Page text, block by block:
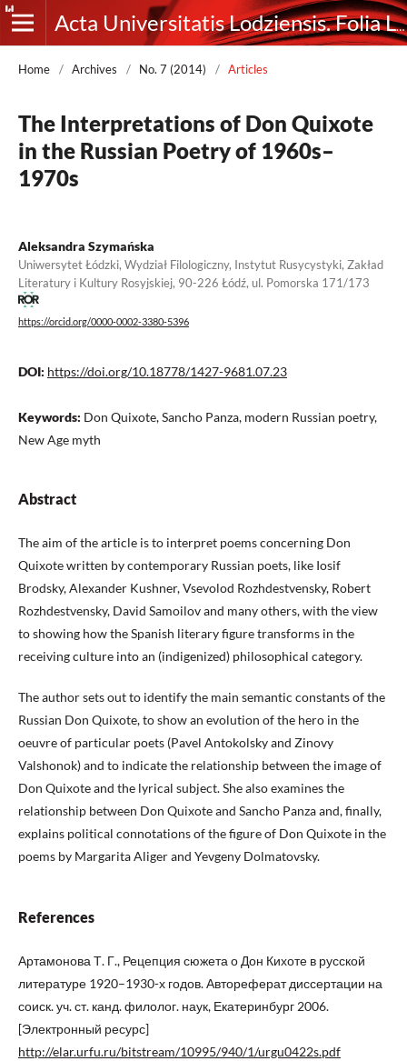
Acta Universitatis Lodziensis. Folia Litteraria Rossica
Home / Archives / No. 7 (2014) / Articles
The Interpretations of Don Quixote
in the Russian Poetry of 1960s–
1970s
Aleksandra Szymańska
Uniwersytet Łódzki, Wydział Filologiczny, Instytut Rusycystyki, Zakład
Literatury i Kultury Rosyjskiej, 90-226 Łódź, ul. Pomorska 171/173
https://orcid.org/0000-0002-3380-5396
DOI: https://doi.org/10.18778/1427-9681.07.23
Keywords: Don Quixote, Sancho Panza, modern Russian poetry,
New Age myth
Abstract
The aim of the article is to interpret poems concerning Don
Quixote written by contemporary Russian poets, like Iosif
Brodsky, Alexander Kushner, Vsevolod Rozhdestvensky, Robert
Rozhdestvensky, David Samoilov and many others, with the view
to showing how the Spanish literary figure transforms in the
receiving culture into an (indigenized) philosophical category.
The author sets out to identify the main semantic constants of the
Russian Don Quixote, to show an evolution of the hero in the
oeuvre of particular poets (Pavel Antokolsky and Zinovy
Valshonok) and to indicate the relationship between the image of
Don Quixote and the lyrical subject. She also examines the
relationship between Don Quixote and Sancho Panza and, finally,
explains political connotations of the figure of Don Quixote in the
poems by Margarita Aliger and Yevgeny Dolmatovsky.
References
Артамонова Т. Г., Рецепция сюжета о Дон Кихоте в русской
литературе 1920–1930-х годов. Автореферат диссертации на
соиск. уч. ст. канд. филолог. наук, Екатеринбург 2006.
[Электронный ресурс]
http://elar.urfu.ru/bitstream/10995/940/1/urgu0422s.pdf